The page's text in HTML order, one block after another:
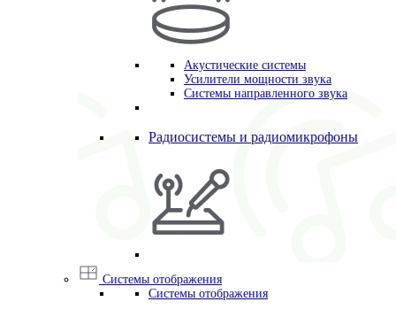
Акустические системы
Усилители мощности звука
Системы направленного звука
Радиосистемы и радиомикрофоны
Системы отображения
Системы отображения